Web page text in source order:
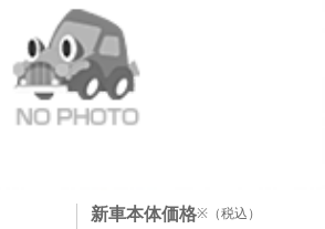
新車本体価格※ （税込）